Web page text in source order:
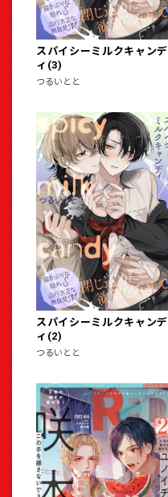
スパイシーミルクキャンデ
ィ(3)
つるいとと
スパイシーミルクキャンデ
ィ(2)
つるいとと